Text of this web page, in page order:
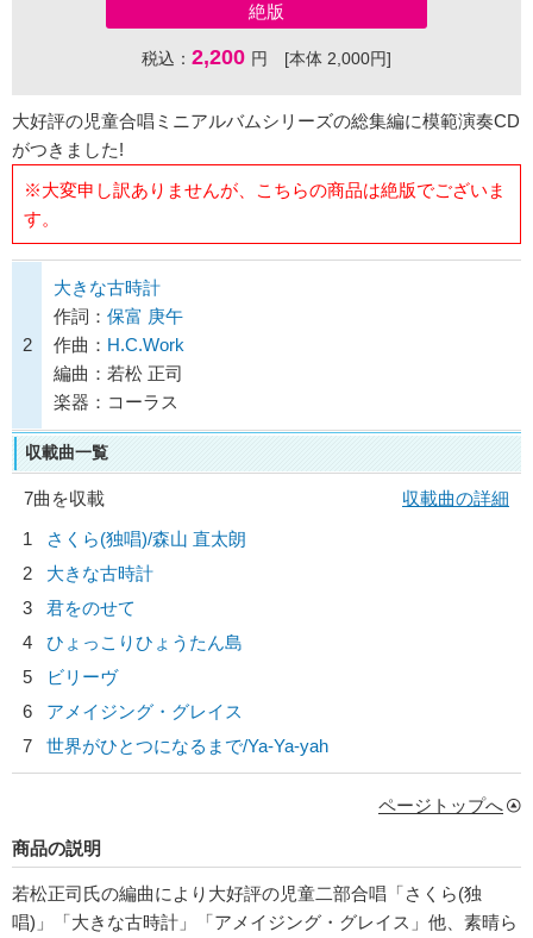
絶版
税込： 2,200 円 [本体 2,000円]
大好評の児童合唱ミニアルバムシリーズの総集編に模範演奏CD
がつきました!
※大変申し訳ありませんが、こちらの商品は絶版でございま
す。
2
大きな古時計
作詞： 保富 庚午
作曲： H.C.Work
編曲：若松 正司
楽器：コーラス
収載曲一覧
7曲を収載
収載曲の詳細
1
さくら(独唱)/森山 直太朗
2
大きな古時計
3
君をのせて
4
ひょっこりひょうたん島
5
ビリーヴ
6
アメイジング・グレイス
7
世界がひとつになるまで/Ya-Ya-yah
ページトップへ
商品の説明
若松正司氏の編曲により大好評の児童二部合唱「さくら(独
唱)」「大きな古時計」「アメイジング・グレイス」他、素晴ら